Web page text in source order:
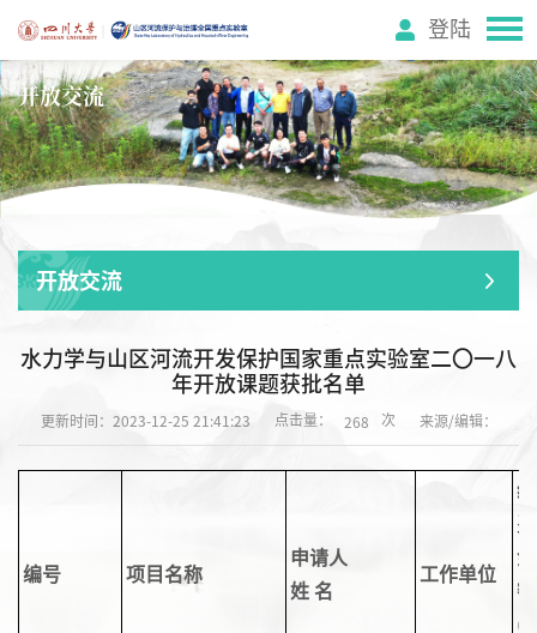
登陆
开放交流
开放交流
水力学与山区河流开发保护国家重点实验室二〇一八
年开放课题获批名单
更新时间：2023-12-25 21:41:23 点击量： 268 次 来源/编辑：
编号 项目名称
申请人
姓 名
工作单位
经
费
金
额
(